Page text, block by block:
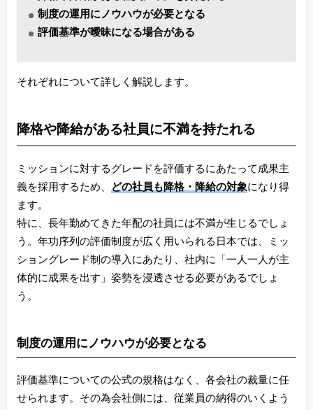
制度の運用にノウハウが必要となる
評価基準が曖昧になる場合がある
それぞれについて詳しく解説します。
降格や降給がある社員に不満を持たれる
ミッションに対するグレードを評価するにあたって成果主
義を採用するため、
どの社員も降格・降給の対象になり得
ます。
特に、長年勤めてきた年配の社員には不満が生じるでしょ
う。年功序列の評価制度が広く用いられる日本では、ミッ
ショングレード制の導入にあたり、社内に「一人一人が主
体的に成果を出す」姿勢を浸透させる必要があるでしょ
う。
制度の運用にノウハウが必要となる
評価基準についての公式の規格はなく、各会社の裁量に任
せられます。その為会社側には、従業員の納得のいくよう